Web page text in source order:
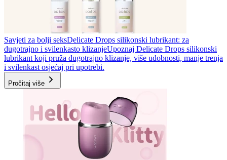
Savjeti za bolji seksDelicate Drops silikonski lubrikant: za
dugotrajno i svilenkasto klizanjeUpoznaj Delicate Drops silikonski
lubrikant koji pruža dugotrajno klizanje, više udobnosti, manje trenja
i svilenkast osjećaj pri upotrebi.
Pročitaj više